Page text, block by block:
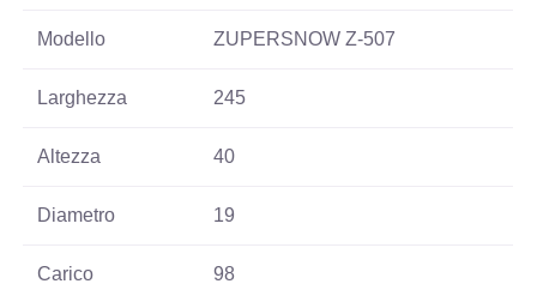
Modello ZUPERSNOW Z-507
Larghezza 245
Altezza 40
Diametro 19
Carico 98